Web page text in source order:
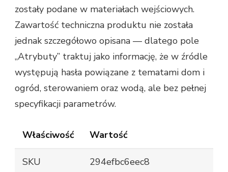
zostały podane w materiałach wejściowych.
Zawartość techniczna produktu nie została
jednak szczegółowo opisana — dlatego pole
„Atrybuty” traktuj jako informację, że w źródle
występują hasła powiązane z tematami dom i
ogród, sterowaniem oraz wodą, ale bez pełnej
specyfikacji parametrów.
Właściwość Wartość
SKU 294efbc6eec8